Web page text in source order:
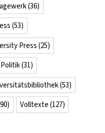
(36)
(53)
Press(25)
Politik(31)
(53)
Volltexte (127)